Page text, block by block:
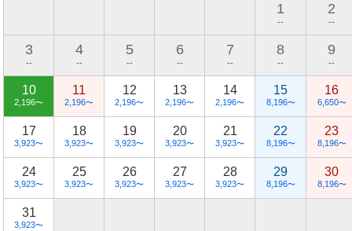
1
--
2
--
3
--
4
--
5
--
6
--
7
--
8
--
9
--
10
2,196〜
11
2,196〜
12
2,196〜
13
2,196〜
14
2,196〜
15
8,196〜
16
6,650〜
17
3,923〜
18
3,923〜
19
3,923〜
20
3,923〜
21
3,923〜
22
8,196〜
23
8,196〜
24
3,923〜
25
3,923〜
26
3,923〜
27
3,923〜
28
3,923〜
29
8,196〜
30
8,196〜
31
3,923〜